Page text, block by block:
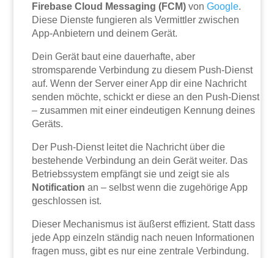
Firebase Cloud Messaging (FCM) vonGoogle.
Diese Dienste fungieren als Vermittler zwischen
App-Anbietern und deinem Gerät.
Dein Gerät baut eine dauerhafte, aber
stromsparende Verbindung zu diesem Push-Dienst
auf. Wenn der Server einer App dir eine Nachricht
senden möchte, schickt er diese an den Push-Dienst
– zusammen mit einer eindeutigen Kennung deines
Geräts.
Der Push-Dienst leitet die Nachricht über die
bestehende Verbindung an dein Gerät weiter. Das
Betriebssystem empfängt sie und zeigt sie als
Notification an – selbst wenn die zugehörige App
geschlossen ist.
Dieser Mechanismus ist äußerst effizient. Statt dass
jede App einzeln ständig nach neuen Informationen
fragen muss, gibt es nur eine zentrale Verbindung.